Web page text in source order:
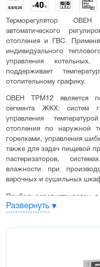
Терморегулятор
автоматического
отопления и ГВС.
индивидуального
управления
поддерживает
отопительному графику.
ОВЕН ТРМ12 является
сегмента ЖКХ: систем
управления
отопления по наружной
горелками, управления
также для задач пищевой
пастеризаторов,
влажности при
варочных и сушильных
Прибор зарегистрирован в
измерений и может
датчиков температуры,
Развернуть